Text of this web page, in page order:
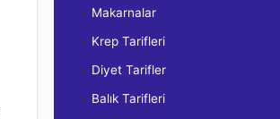
Makarnalar
Krep Tarifleri
Diyet Tarifler
Balık Tarifleri